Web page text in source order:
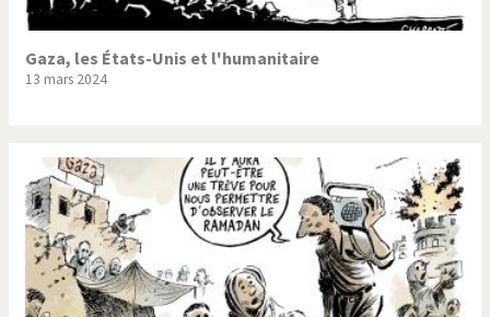
Gaza, les États-Unis et l'humanitaire
13 mars 2024